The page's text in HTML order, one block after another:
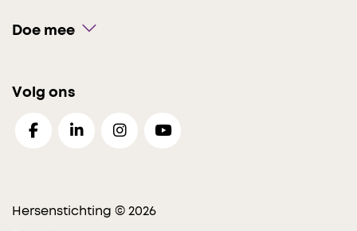
Doe mee
Volg ons
Hersenstichting © 2026